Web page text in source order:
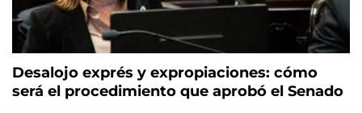
Desalojo exprés y expropiaciones: cómo
será el procedimiento que aprobó el Senado